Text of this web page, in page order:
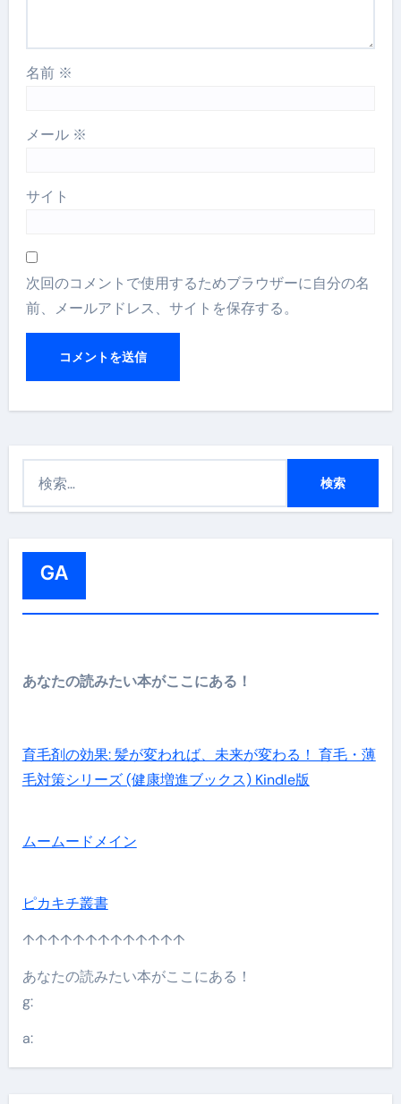
名前 ※
メール ※
サイト
次回のコメントで使用するためブラウザーに自分の名
前、メールアドレス、サイトを保存する。
GA
あなたの読みたい本がここにある！
育毛剤の効果: 髪が変われば、未来が変わる！ 育毛・薄
毛対策シリーズ (健康増進ブックス) Kindle版
ムームードメイン
ピカキチ叢書
↑↑↑↑↑↑↑↑↑↑↑↑↑
あなたの読みたい本がここにある！
g:
a: